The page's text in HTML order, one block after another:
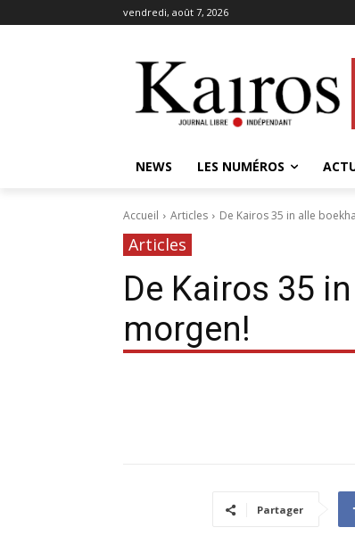
vendredi, août 7, 2026
NEWS LES NUMÉROS
Accueil Articles De Kairos 35 in alle
Articles
De Kairos 35
morgen!
Partager